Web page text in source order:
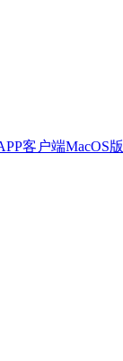
客户端MacOS版